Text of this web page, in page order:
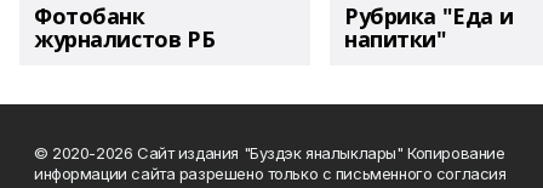
Фотобанк
журналистов РБ
Рубрика "Еда и
напитки"
© 2020-2026 Сайт издания "Буздэк яналыклары" Копирование
информации сайта разрешено только с письменного согласия